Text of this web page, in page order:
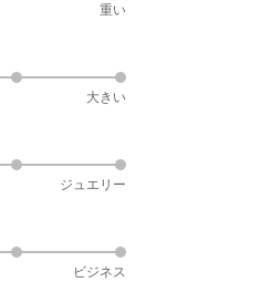
重い
大きい
ジュエリー
ビジネス